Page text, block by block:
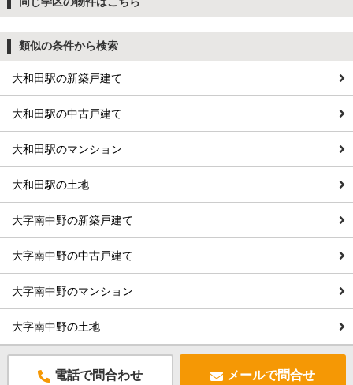
類似の条件から検索
大和田駅の新築戸建て
大和田駅の中古戸建て
大和田駅のマンション
大和田駅の土地
大字南中野の新築戸建て
大字南中野の中古戸建て
大字南中野のマンション
大字南中野の土地
電話で問合わせ メールで問合せ